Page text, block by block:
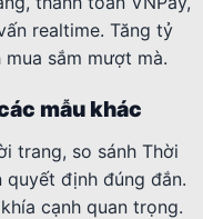
realtime. Tăng tỷ
sắm mượt mà.
mẫu khác
trang, so sánh Thời
định đúng đắn.
cạnh quan trọng.